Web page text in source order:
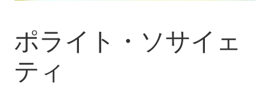
ポライト・ソサイェ
ティ